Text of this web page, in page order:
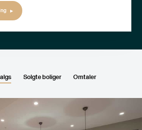
Solgte boliger Omtaler